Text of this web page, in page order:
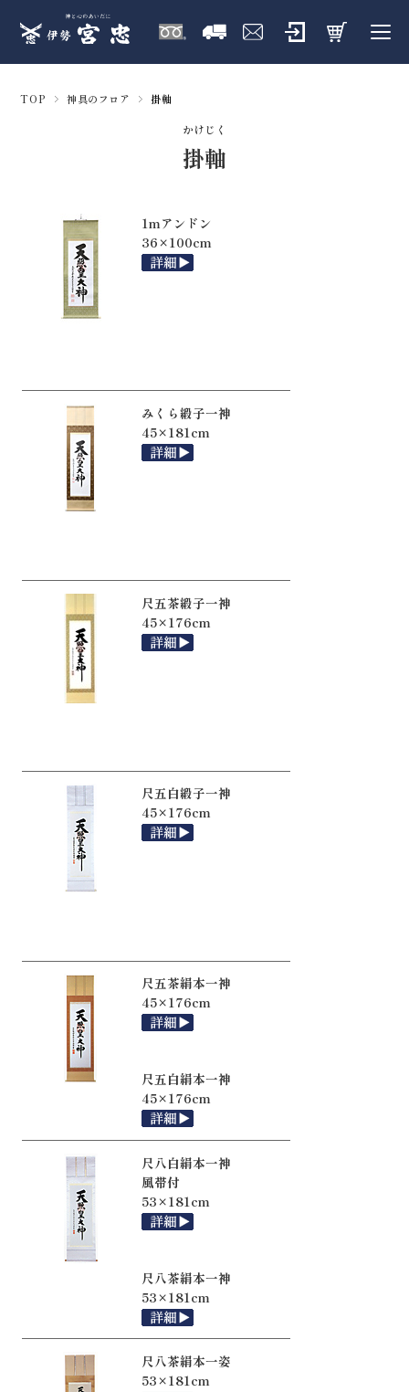
TOP 神具のフロア 掛軸
かけじく
掛軸
1mアンドン
36×100cm
みくら緞子一神
45×181cm
尺五茶緞子一神
45×176cm
尺五白緞子一神
45×176cm
尺五茶絹本一神
45×176cm
尺五白絹本一神
45×176cm
尺八白絹本一神
風帯付
53×181cm
尺八茶絹本一神
53×181cm
尺八茶絹本一姿
53×181cm